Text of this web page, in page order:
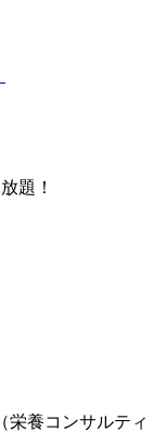
題！
栄養コンサルティ